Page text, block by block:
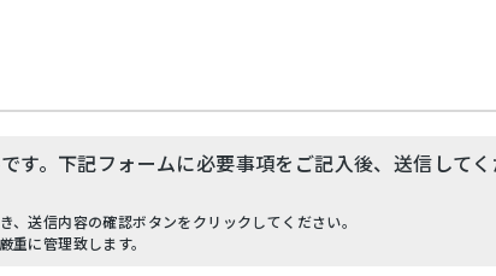
。下記フォームに必要事項をご記入後、送信してく
送信内容の確認ボタンをクリックしてください。
に管理致します。